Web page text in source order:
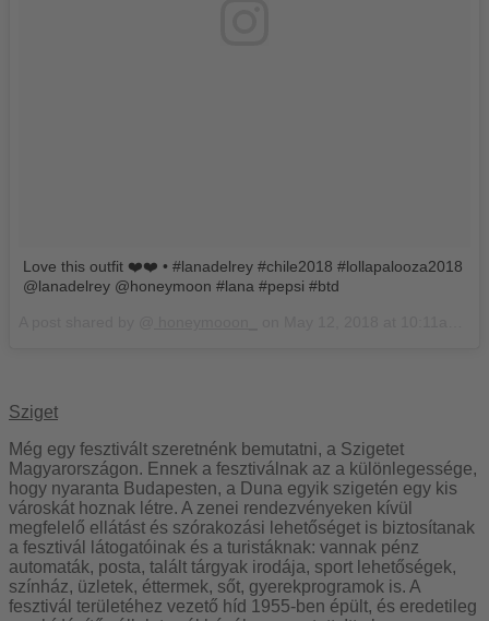
Love this outfit ❤️❤️ • #lanadelrey #chile2018 #lollapalooza2018
@lanadelrey @honeymoon #lana #pepsi #btd
Sziget
Még egy fesztivált szeretnénk bemutatni, a Szigetet
Magyarországon. Ennek a fesztiválnak az a különlegessége,
hogy nyaranta Budapesten, a Duna egyik szigetén egy kis
városkát hoznak létre. A zenei rendezvényeken kívül
megfelelő ellátást és szórakozási lehetőséget is biztosítanak
a fesztivál látogatóinak és a turistáknak: vannak pénz
automaták, posta, talált tárgyak irodája, sport lehetőségek,
színház, üzletek, éttermek, sőt, gyerekprogramok is. A
fesztivál területéhez vezető híd 1955-ben épült, és eredetileg